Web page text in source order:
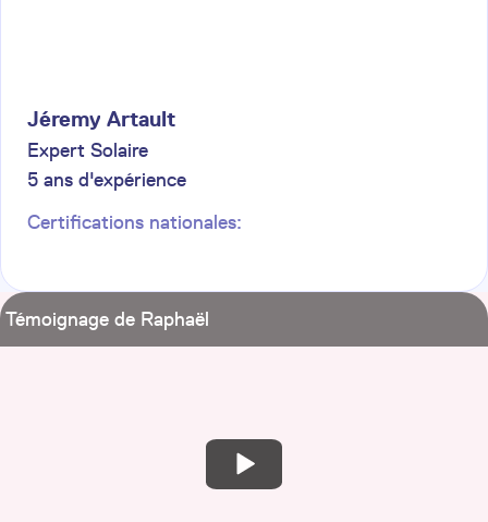
Jéremy Artault
Expert Solaire
5 ans d'expérience
Certifications nationales:
Témoignage de Raphaël